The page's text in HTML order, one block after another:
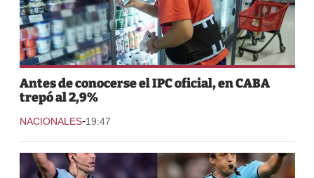
Antes de conocerse el IPC oficial, en CABA
trepó al 2,9%
NACIONALES-19:47